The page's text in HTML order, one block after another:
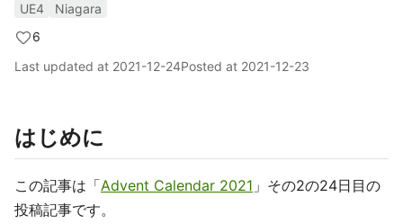
UE4
Niagara
6
Last updated at 2021-12-24Posted at 2021-12-23
はじめに
この記事は「Advent Calendar 2021 」その2の24日目の
投稿記事です。